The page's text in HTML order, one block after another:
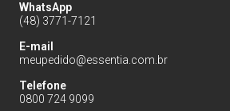
WhatsApp
(48) 3771-7121
E-mail
meupedido@essentia.com.br
Telefone
0800 724 9099